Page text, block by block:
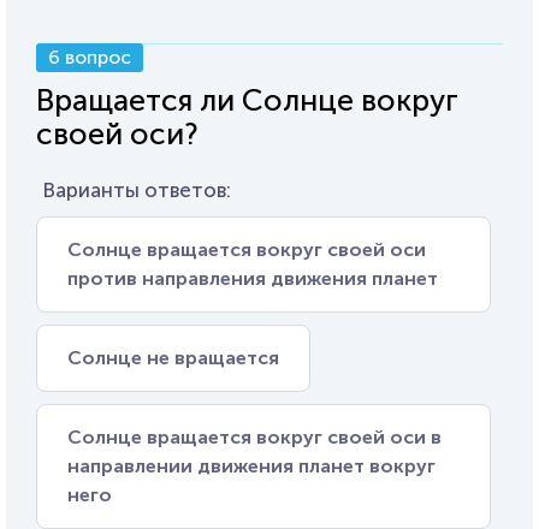
6 вопрос
Вращается ли Солнце вокруг
своей оси?
Варианты ответов:
Солнце вращается вокруг своей оси
против направления движения планет
Солнце не вращается
Солнце вращается вокруг своей оси в
направлении движения планет вокруг
него